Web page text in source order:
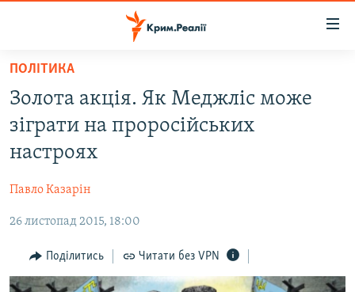
Перейти
основного
матеріалу
Перейти
до
основної
Перейти
пошуку
ВІДЕО ТА ФОТО
БЛОГИ
ПОГЛЯД
ІНТЕРВ'Ю
ВСЕ ЗА ДЕНЬ
ПОЛІТИКА
Золота акція. Як Меджліс може
зіграти на проросійських
настроях
Павло Казарін
26 листопад 2015, 18:00
Поділитись Читати без VPN